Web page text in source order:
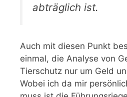
abträglich ist.
Auch mit diesen Punkt
einmal, die Analyse von
Tierschutz nur um Geld
Wobei ich da mir